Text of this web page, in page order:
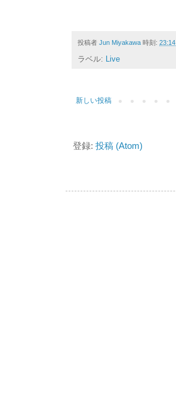
投稿者 Jun Miyakawa 時刻: 23:14
ラベル: Live
新しい投稿
登録: 投稿 (Atom)